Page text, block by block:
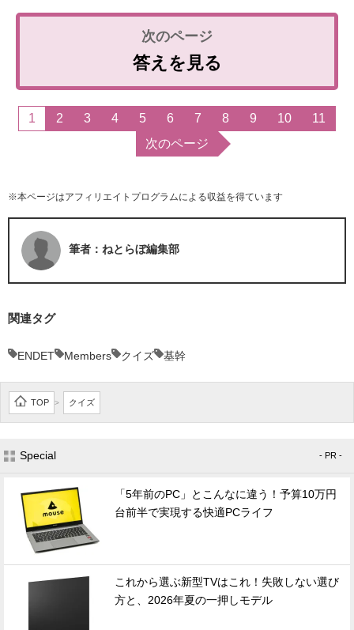
答えを見る
1 2 3 4 5 6 7 8 9 10
11
次のページ
※本ページはアフィリエイトプログラムによる収益を得ています
筆者：ねとらぼ編集部
関連タグ
ENDET Members クイズ 基幹
TOP > クイズ
Special - PR -
「5年前のPC」とこんなに違う！予算10万円
台前半で実現する快適PCライフ
これから選ぶ新型TVはこれ！失敗しない選び
方と、2026年夏の一押しモデル